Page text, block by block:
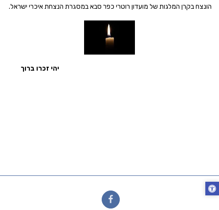
הונצח בקרן המלגות של מועדון רוטרי כפר סבא במסגרת הנצחת איכרי ישראל.
יהי זכרו ברוך